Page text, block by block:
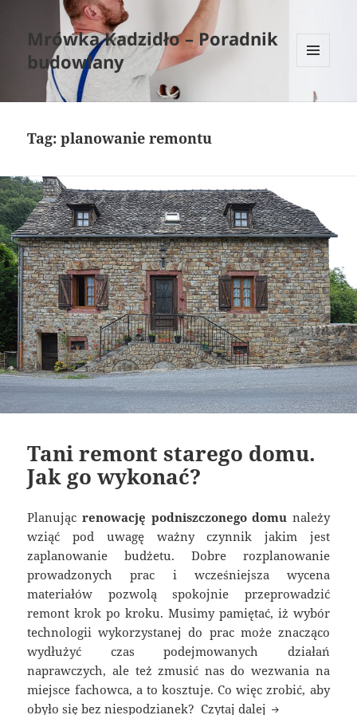
Mrówka Kadzidło – Poradnik
budowlany
WIDGETY
Tag:planowanie remontu
Tani remont starego domu.
Jak go wykonać?
Planując renowację podniszczonego domu należy
wziąć pod uwagę ważny czynnik jakim jest
zaplanowanie budżetu. Dobre rozplanowanie
prowadzonych prac i wcześniejsza wycena
materiałów pozwolą spokojnie przeprowadzić
remont krok po kroku. Musimy pamiętać, iż wybór
technologii wykorzystanej do prac może znacząco
wydłużyć czas podejmowanych działań
naprawczych, ale też zmusić nas do wezwania na
miejsce fachowca, a to kosztuje. Co więc zrobić, aby
obyło się bez niespodzianek?Czytaj dalej Tani remont